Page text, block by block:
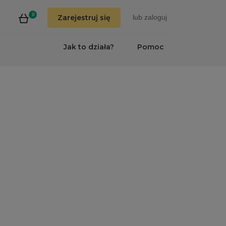
0 Zarejestruj się lub zaloguj
Pomoc
Jak to działa?